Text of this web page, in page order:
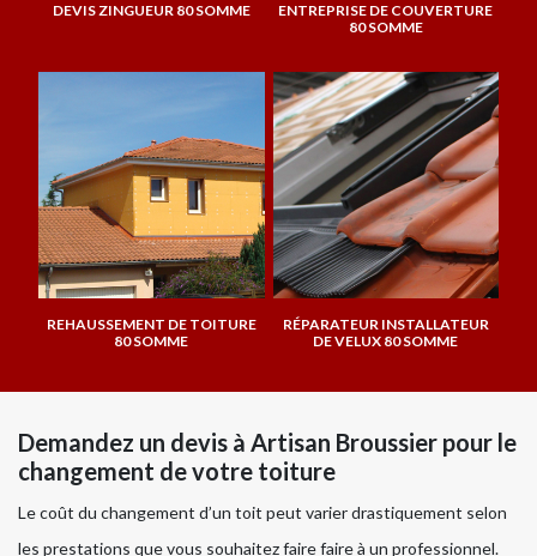
DEVIS ZINGUEUR 80 SOMME
ENTREPRISE DE COUVERTURE
80 SOMME
REHAUSSEMENT DE TOITURE
80 SOMME
RÉPARATEUR INSTALLATEUR
DE VELUX 80 SOMME
Demandez un devis à Artisan Broussier pour le
changement de votre toiture
Le coût du changement d’un toit peut varier drastiquement selon
les prestations que vous souhaitez faire faire à un professionnel.